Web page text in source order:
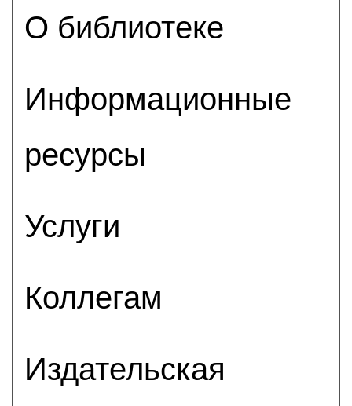
О библиотеке
Информационные
ресурсы
Услуги
Коллегам
Издательская